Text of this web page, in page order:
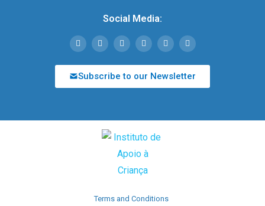
Social Media:
Subscribe to our Newsletter
Terms and Conditions